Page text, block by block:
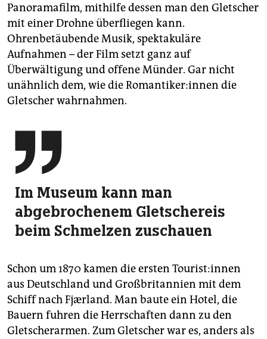
Pano­ramafilm, mithilfe dessen man den Gletscher
mit einer Drohne überfliegen kann.
Ohrenbetäubende Musik, spektakuläre
Aufnahmen – der Film setzt ganz auf
Überwältigung und offene Münder. Gar nicht
unähnlich dem, wie die Ro­man­ti­ke­r:in­nen die
Gletscher wahrnahmen.

Im Museum kann man
abgebrochenem Gletschereis
beim Schmelzen zuschauen
Schon um 1870 kamen die ersten Tou­ris­t:in­nen
aus Deutschland und Großbritannien mit dem
Schiff nach Fjærland. Man baute ein Hotel, die
Bauern fuhren die Herrschaften dann zu den
Gletscherarmen. Zum Gletscher war es, anders als